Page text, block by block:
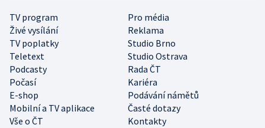
TV program
Pro média
Živé vysílání
Reklama
TV poplatky
Studio Brno
Teletext
Studio Ostrava
Podcasty
Rada ČT
Počasí
Kariéra
E-shop
Podávání námětů
Mobilní a TV aplikace
Časté dotazy
Vše o ČT
Kontakty